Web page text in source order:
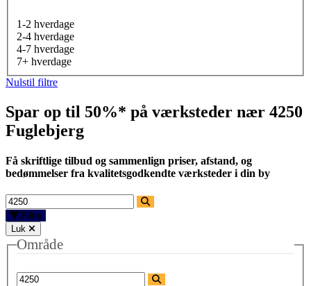
1-2 hverdage
2-4 hverdage
4-7 hverdage
7+ hverdage
Nulstil filtre
Spar op til 50%* på værksteder nær 4250
Fuglebjerg
Få skriftlige tilbud og sammenlign priser, afstand, og
bedømmelser fra kvalitetsgodkendte værksteder i din by
Filtre
Luk
Område